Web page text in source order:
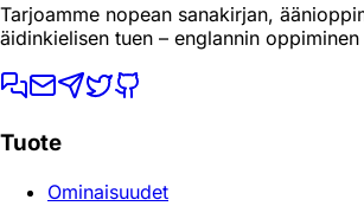
Tarjoamme nopean sanakirjan,
äidinkielisen tuen – englannin
Tuote
Ominaisuudet